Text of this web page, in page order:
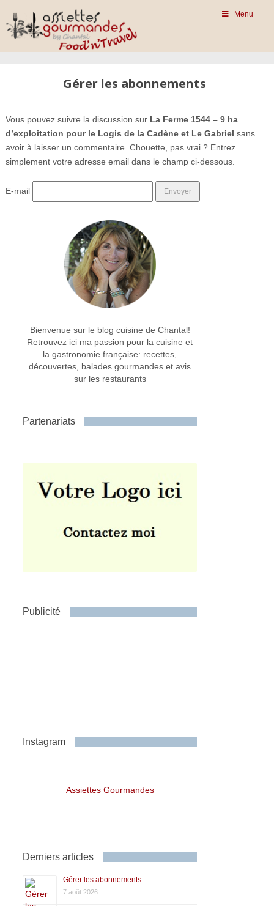
Menu
Gérer les abonnements
Vous pouvez suivre la discussion sur La Ferme 1544 – 9 ha
d’exploitation pour le Logis de la Cadène et Le Gabriel sans
avoir à laisser un commentaire. Chouette, pas vrai ? Entrez
simplement votre adresse email dans le champ ci-dessous.
E-mail
Bienvenue sur le blog cuisine de Chantal!
Retrouvez ici ma passion pour la cuisine et
la gastronomie française: recettes,
découvertes, balades gourmandes et avis
sur les restaurants
Partenariats
Publicité
Instagram
Assiettes Gourmandes
Derniers articles
Gérer les abonnements
7 août 2026